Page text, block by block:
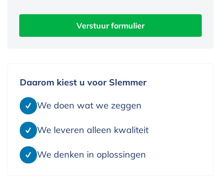
Verstuur formulier
Daarom kiest u voor Slemmer
We doen wat we zeggen
We leveren alleen kwaliteit
We denken in oplossingen